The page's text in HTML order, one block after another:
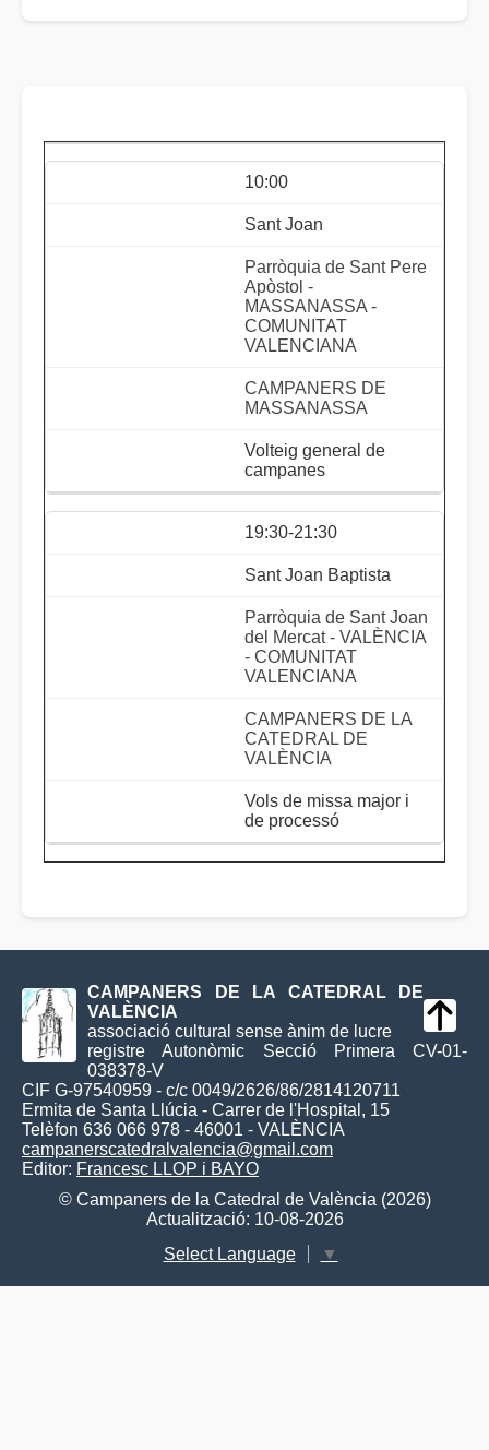
10:00
Sant Joan
Parròquia de Sant Pere
Apòstol -
MASSANASSA -
COMUNITAT
VALENCIANA
CAMPANERS DE
MASSANASSA
Volteig general de
campanes
19:30-21:30
Sant Joan Baptista
Parròquia de Sant Joan
del Mercat - VALÈNCIA
- COMUNITAT
VALENCIANA
CAMPANERS DE LA
CATEDRAL DE
VALÈNCIA
Vols de missa major i
de processó
CAMPANERS DE LA CATEDRAL DE
VALÈNCIA
associació cultural sense ànim de lucre
registre Autonòmic Secció Primera CV-01-
038378-V
CIF G-97540959 - c/c 0049/2626/86/2814120711
Ermita de Santa Llúcia - Carrer de l'Hospital, 15
Telèfon 636 066 978 - 46001 - VALÈNCIA
campanerscatedralvalencia@gmail.com
Editor: Francesc LLOP i BAYO
© Campaners de la Catedral de València (2026)
Actualització: 10-08-2026
Select Language
▼